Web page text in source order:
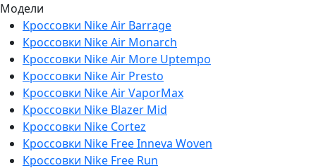
Модели
Кроссовки Nike Air Barrage
Кроссовки Nike Air Monarch
Кроссовки Nike Air More Uptempo
Кроссовки Nike Air Presto
Кроссовки Nike Air VaporMax
Кроссовки Nike Blazer Mid
Кроссовки Nike Cortez
Кроссовки Nike Free Inneva Woven
Кроссовки Nike Free Run